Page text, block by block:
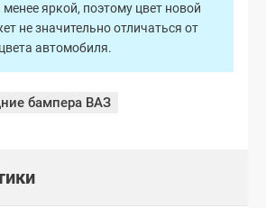
менее яркой, поэтому цвет новой
не значительно отличаться от
автомобиля.
бампера ВАЗ